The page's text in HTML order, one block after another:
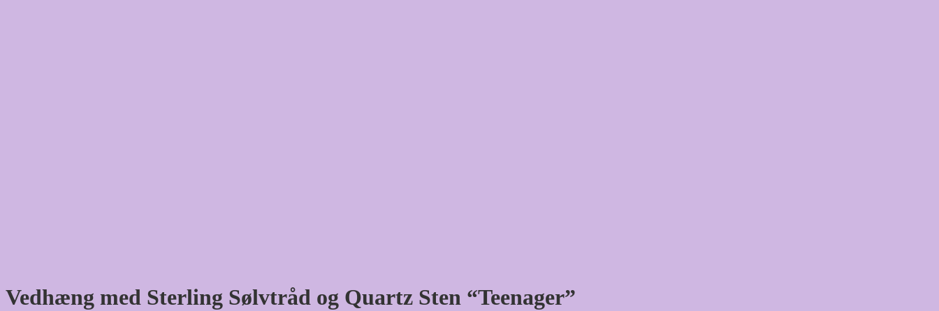
Vedhæng med Sterling Sølvtråd og Quartz Sten “Teenager”